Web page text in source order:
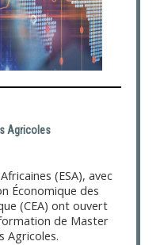
Agricoles
(ESA), avec
Économique des
(CEA) ont ouvert
de Master
Agricoles.